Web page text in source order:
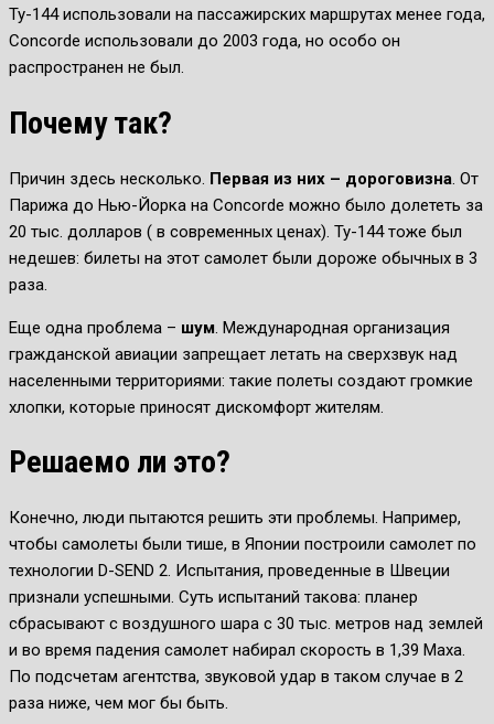
Ту-144 использовали на пассажирских маршрутах менее года,
Concorde использовали до 2003 года, но особо он
распространен не был.
Почему так?
Причин здесь несколько. Первая из них – дороговизна. От
Парижа до Нью-Йорка на Concorde можно было долететь за
20 тыс. долларов ( в современных ценах). Ту-144 тоже был
недешев: билеты на этот самолет были дороже обычных в 3
раза.
Еще одна проблема – шум. Международная организация
гражданской авиации запрещает летать на сверхзвук над
населенными территориями: такие полеты создают громкие
хлопки, которые приносят дискомфорт жителям.
Решаемо ли это?
Конечно, люди пытаются решить эти проблемы. Например,
чтобы самолеты были тише, в Японии построили самолет по
технологии D-SEND 2. Испытания, проведенные в Швеции
признали успешными. Суть испытаний такова: планер
сбрасывают с воздушного шара с 30 тыс. метров над землей
и во время падения самолет набирал скорость в 1,39 Маха.
По подсчетам агентства, звуковой удар в таком случае в 2
раза ниже, чем мог бы быть.